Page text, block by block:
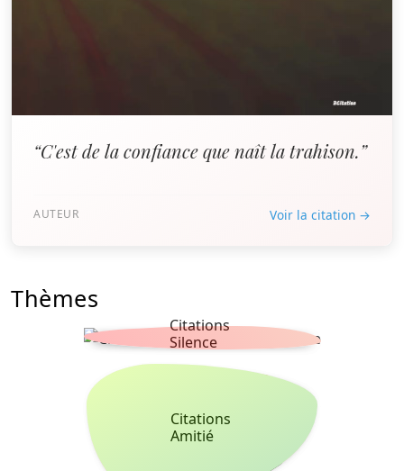
“C'est de la confiance que naît la trahison.”
AUTEUR Voir la citation →
Thèmes
Citations
Silence
Citations
Amitié